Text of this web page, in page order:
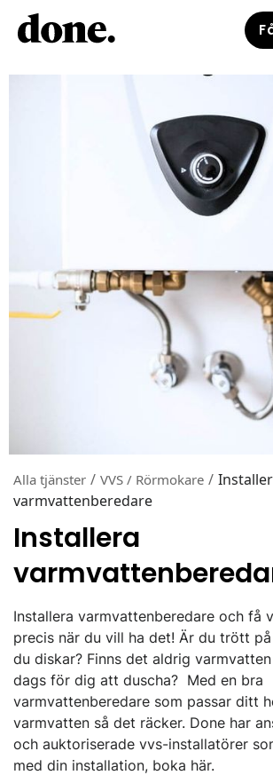
Alla tjänster / VVS / Rörmokare /
varmvattenberedare
Installera
Installera varmvattenberedare och få
precis när du vill ha det! Är du trött
du diskar? Finns det aldrig
dags för dig att duscha? Med en bra
varmvattenberedare som passar ditt
varmvatten så det räcker. Done har
och auktoriserade vvs-installatörer
med din installation, boka här.